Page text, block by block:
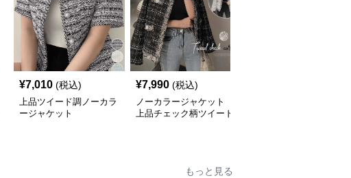
¥7,010 (税込)
上品ツイード調ノーカラ
ージャケット
¥7,990 (税込)
ノーカラージャケット
上品チェック柄ツイード
もっと見る